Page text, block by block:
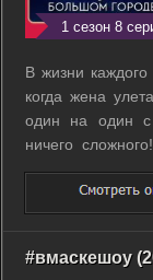
1 сезон 8
В жизни
когда жена
один на один с
ничего
даже не
их с головой.
встречают
#вмаскешоу